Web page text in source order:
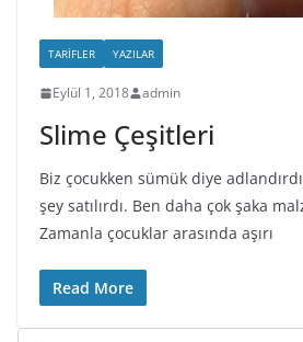
TARIFLER YAZILAR
Eylül 1, 2018 admin
Slime Çeşitleri
Biz çocukken sümük diye
şey satılırdı. Ben daha çok şaka
Zamanla çocuklar arasında aşırı
Read More